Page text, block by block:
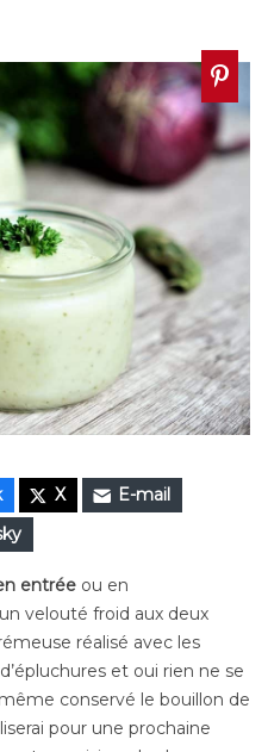
X
E-mail
entrée ou en
velouté froid aux deux
réalisé avec les
et oui rien ne se
conservé le bouillon de
pour une prochaine